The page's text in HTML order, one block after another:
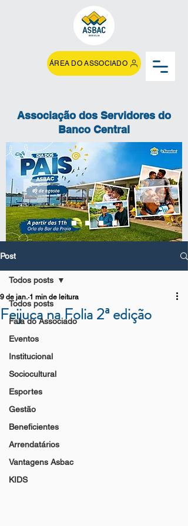
ÁREA DO ASSOCIADO
Associação dos Servidores do
Banco Central
Post
Todos posts
Fala do Associado
Eventos
Institucional
Sociocultural
Esportes
Gestão
Beneficientes
Arrendatários
Vantagens Asbac
KIDS
Todos posts
Feijuca na Folia 2ª edição
9 de jan. 1 min de leitura